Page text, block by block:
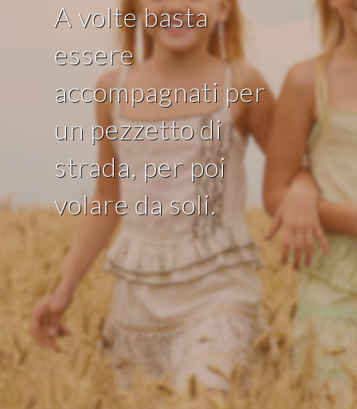
A volte basta
essere
accompagnati per
un pezzetto di
strada, per poi
volare da soli.